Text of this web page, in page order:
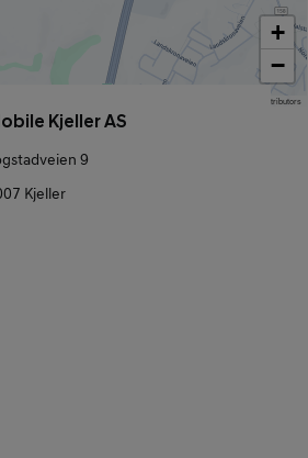
+
−
Map data © OpenStreetMap contributors
Kjeller AS
9
Kjeller